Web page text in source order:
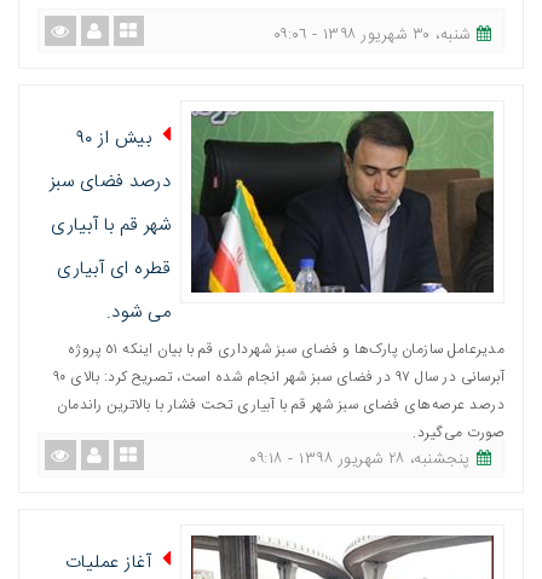
شنبه، ٣٠ شهریور ١٣٩٨ - ٠٩:٠٦
بیش از ٩٠
درصد فضای سبز
شهر قم با آبیاری
قطره ای آبیاری
می شود.
مدیرعامل سازمان پارک‌ها و فضای سبز شهرداری قم با بیان اینکه ٥١ پروژه
آبرسانی در سال ٩٧ در فضای سبز شهر انجام شده است، تصریح کرد: بالای ٩٠
درصد عرصه‌های فضای سبز شهر قم با آبیاری تحت فشار با بالاترین راندمان
صورت می‌گیرد.
پنجشنبه، ٢٨ شهریور ١٣٩٨ - ٠٩:١٨
آغاز عملیات